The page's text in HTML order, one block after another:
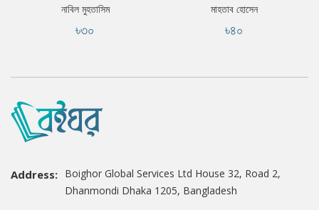
নাবিল মুহতাসিম
৳৩০
মাহতাব হোসেন
৳৪০
Address: Boighor Global Services Ltd House 32, Road 2,
Dhanmondi Dhaka 1205, Bangladesh